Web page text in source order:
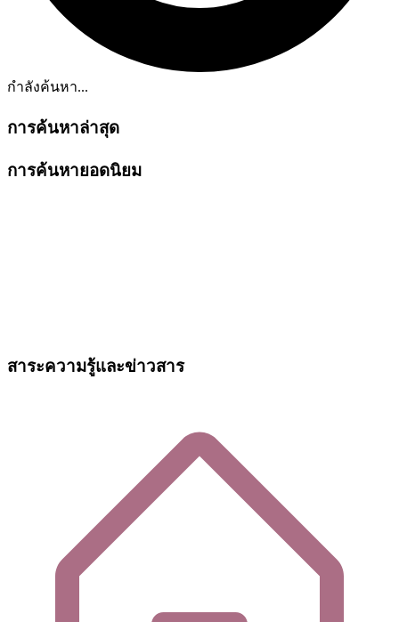
กำลังค้นหา...
การค้นหาล่าสุด
การค้นหายอดนิยม
สาระความรู้และข่าวสาร